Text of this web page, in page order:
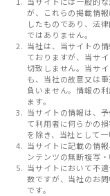
が、これらの掲載情
したものであり、法
ではありません。
当社は、当サイトの
ておりますが、当サ
切致しません。当サ
も、当社の故意又は
負いません。情報の
ます。
当サイトの情報は、
て利用者に何らかの
を除き、当社として一
当サイトに記載の情
ンテンツの無断複写
当サイトにおいて不
数ですが、当社のお
です。